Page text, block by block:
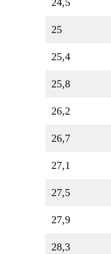
24,5
25
25,4
25,8
26,2
26,7
27,1
27,5
27,9
28,3